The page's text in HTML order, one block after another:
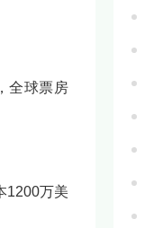
全球票房
1200万美